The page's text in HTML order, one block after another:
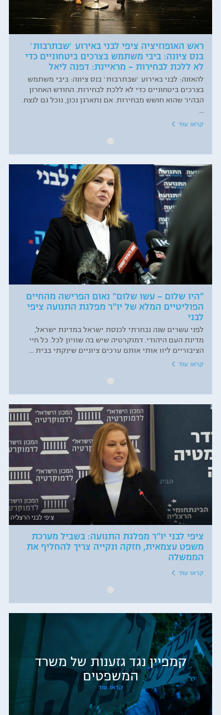
ראש האופוזיציה ציפי לבני באירוע ׳שבתרבות׳
בנס ציונה: ביבי משתמש בצרכים ביטחוניים כדי
לא ללכת לבחירות – מראיינת: דפנה ליאל
להאזנה: לבני באירוע ׳שבתרבות׳ בנס ציונה: ביבי משתמש
בצרכים ביטחוניים כדי לא ללכת לבחירות. החודש האחרון
הבהיר שהוא חושש מבחירות. אם נתארגן נכון, נוכל גם לנצח.
קראו עוד
"היו שלום – עשו שלום" נאום הפרישה מהחיים
הפוליטיים המלא של יו"ר מפלגת התנועה ציפי
לבני
לפני עשרים שנה נבחרתי לכנסת ישראל במדינת ישראל,
מדינת העם היהודי. דמוקרטיה שיש בה שוויון לכל. כל חיי
הציבוריים ליוו אותי אותם ערכים ציוניים שינקתי בבית ...
קראו עוד
ציפי לבני יו"ר מפלגת התנועה: בשביל מערכת
משפט עצמאית, חזקה ונקייה צריך להחליף את
הממשלה
קראו עוד
קמפיין נגד גזענות של משרד
המשפטים
קראו עוד